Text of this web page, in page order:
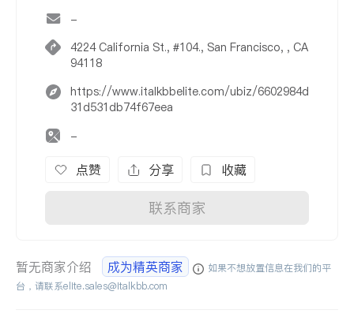
-
4224 California St., #104., San Francisco, , CA
94118
https://www.italkbbelite.com/ubiz/6602984d
31d531db74f67eea
-
点赞 分享 收藏
联系商家
暂无商家介绍 成为精英商家
如果不想放置信息在我们的平
台，请联系elite.sales@italkbb.com